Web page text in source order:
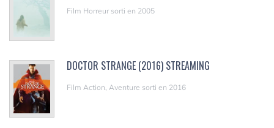
Film Horreur sorti en 2005
DOCTOR STRANGE (2016) STREAMING
Film Action, Aventure sorti en 2016